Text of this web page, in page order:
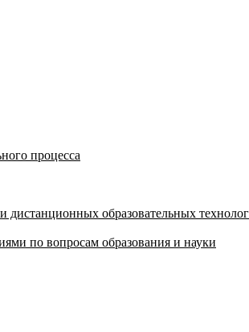
процесса
дистанционных образовательных
по вопросам образования и науки